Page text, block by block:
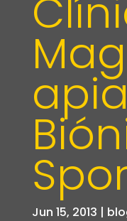
Jun 15, 2013 |